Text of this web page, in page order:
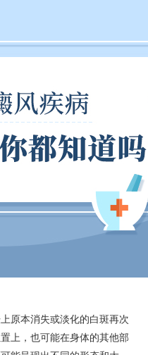
本消失或淡化的白斑再次
上，也可能在身体的其他部